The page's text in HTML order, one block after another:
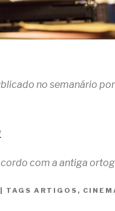
no semanário
com a antiga
TAGS ARTIGOS ,